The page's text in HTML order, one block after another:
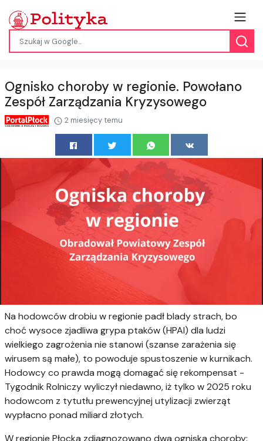
Ognisko choroby w regionie. Powołano
Zespół Zarządzania Kryzysowego
2 miesięcy temu
Na hodowców drobiu w regionie padł blady strach, bo
choć wysoce zjadliwa grypa ptaków (HPAI) dla ludzi
wielkiego zagrożenia nie stanowi (szanse zarażenia się
wirusem są małe), to powoduje spustoszenie w kurnikach.
Hodowcy co prawda mogą domagać się rekompensat -
Tygodnik Rolniczy wyliczył niedawno, iż tylko w 2025 roku
hodowcom z tytutłu prewencyjnej utylizacji zwierząt
wypłacno ponad miliard złotych.
W regionie Płocka zdiagnozowano dwa ogniska choroby: